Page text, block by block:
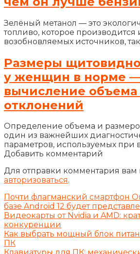
Зелёный метанол — это
топливо, которое производится
возобновляемых источников,
Размеры
у женщин в норме
вычисление
отклонений
Определение объема и
один из важнейших
параметров, используемых при
Добавить комментарий
Для отправки комментария вам
авторизоваться.
Почти флагманский смартфон
базе Android 12 будет
Видеокарты от Nvidia и AMD:
конкуренции
Как выбрать мощный блок
ПК